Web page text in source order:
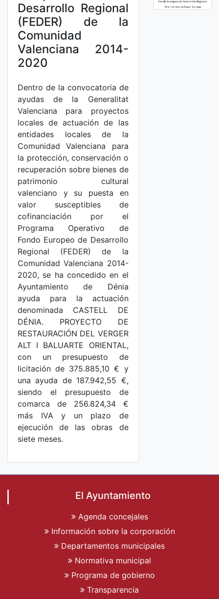
Desarrollo Regional
(FEDER) de la
Comunidad
Valenciana 2014-
2020
Dentro de la convocatoria de
ayudas de la Generalitat
Valenciana para proyectos
locales de actuación de las
entidades locales de la
Comunidad Valenciana para
la protección, conservación o
recuperación sobre bienes de
patrimonio cultural
valenciano y su puesta en
valor susceptibles de
cofinanciación por el
Programa Operativo de
Fondo Europeo de Desarrollo
Regional (FEDER) de la
Comunidad Valenciana 2014-
2020, se ha concedido en el
Ayuntamiento de Dénia
ayuda para la actuación
denominada CASTELL DE
DÉNIA. PROYECTO DE
RESTAURACIÓN DEL VERGER
ALT I BALUARTE ORIENTAL,
con un presupuesto de
licitación de 375.885,10 € y
una ayuda de 187.942,55 €,
siendo el presupuesto de
comarca de 256.824,34 €
más IVA y un plazo de
ejecución de las obras de
siete meses.
El Ayuntamiento
Agenda concejales
Información sobre la corporación
Departamentos municipales
Normativa municipal
Programa de gobierno
Transparencia